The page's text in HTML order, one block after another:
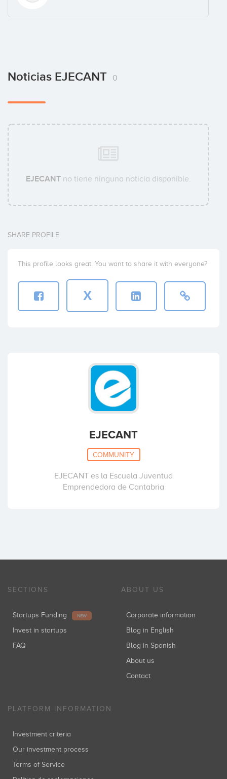
Noticias EJECANT 0
EJECANTno tiene ninguna noticia disponible.
SHARE PROFILE
This profile looks great. You want to share it with everyone?
X
EJECANT
COMMUNITY
EJECANT es la Escuela Juventud
Emprendedora de Cantabria
SECTIONS
Startups Funding NEW
Invest in startups
FAQ
ABOUT US
Corporate information
Blog in English
Blog in Spanish
About us
Contact
PLATFORM INFORMATION
Investment criteria
Our investment process
Terms of Service